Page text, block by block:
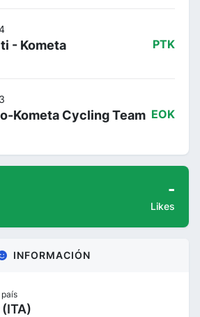
- Kometa PTK
Kometa Cycling Team EOK
-
Likes
INFORMACIÓN